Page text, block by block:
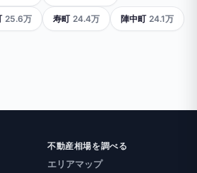
25.6万 寿町 24.4万 陣中町 24.1万
不動産相場を調べる
エリアマップ